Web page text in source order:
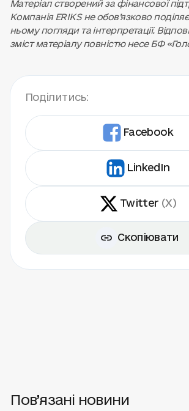
Матеріал створений за фінансової
Компанія ERIKS не обов’язково
ньому погляди та інтерпретації.
зміст матеріалу повністю несе БФ
Поділитись:
Facebook
LinkedIn
Twitter (X)
Скопіювати
Пов’язані новини